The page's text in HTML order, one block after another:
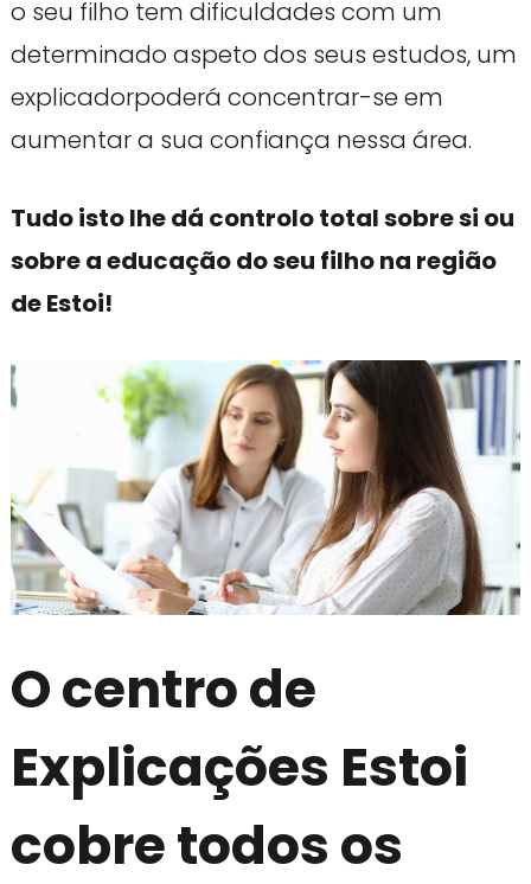
o seu filho tem dificuldades com um
determinado aspeto dos seus estudos, um
explicadorpoderá concentrar-se em
aumentar a sua confiança nessa área.
Tudo isto lhe dá controlo total sobre si ou
sobre a educação do seu filho na região
de Estoi!
O centro de
Explicações Estoi
cobre todos os